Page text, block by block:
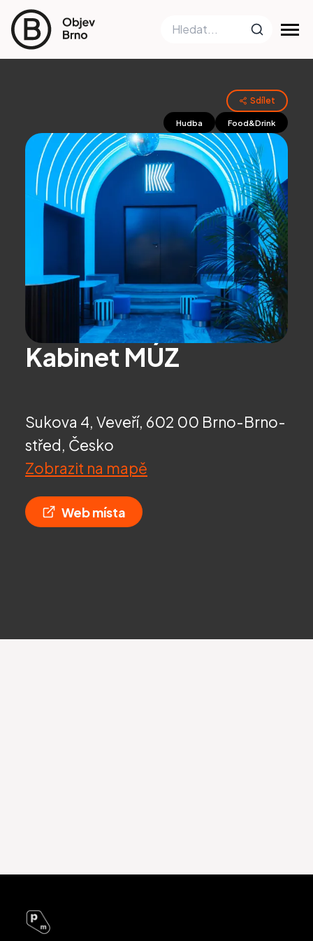
Sdílet
Hudba Food&Drink
Kabinet MÚZ
Sukova 4, Veveří, 602 00 Brno-Brno-
střed, Česko
Zobrazit na mapě
Web místa